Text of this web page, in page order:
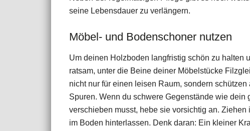
seine Lebensdauer zu verlängern.
Möbel- und Bodenschoner nutzen
Um deinen Holzboden langfristig schön zu halten
ratsam, unter die Beine deiner Möbelstücke
nicht nur für einen leisen Raum, sondern
Spuren. Wenn du schwere Gegenstände wie
verschieben musst, hebe sie vorsichtig an.
im Boden hinterlassen. Denk daran: Ein kleiner